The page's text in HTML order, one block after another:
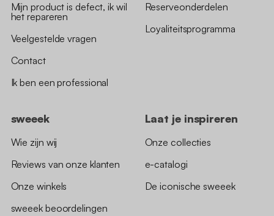
Mijn product is defect, ik wil
het repareren
Veelgestelde vragen
Contact
Ik ben een professional
Reserveonderdelen
Loyaliteitsprogramma
sweeek
Wie zijn wij
Reviews van onze klanten
Onze winkels
sweeek beoordelingen
Laat je inspireren
Onze collecties
e-catalogi
De iconische sweeek